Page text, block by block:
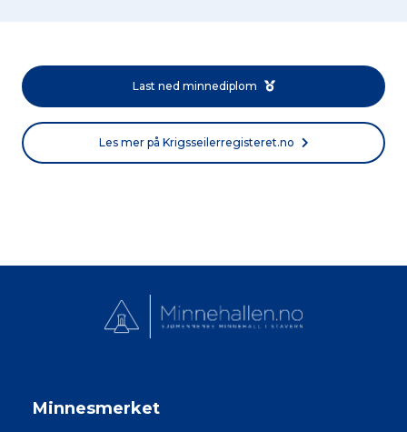
Last ned minnediplom
Les mer på Krigsseilerregisteret.no
Minnesmerket